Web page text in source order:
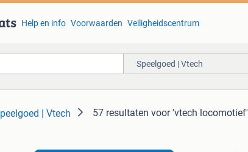
Help en info Voorwaarden Veiligheidscentrum
Speelgoed | Vtech
| Vtech 57 resultaten voor 'vtech locomotief'